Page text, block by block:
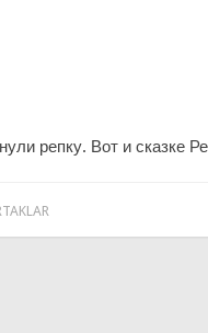
репку. Вот и сказке